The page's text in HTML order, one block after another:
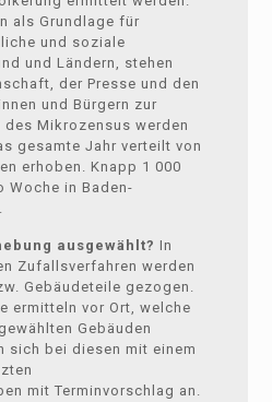
als Grundlage für
und soziale
und Ländern, stehen
der Presse und den
und Bürgern zur
des Mikrozensus werden
gesamte Jahr verteilt von
erhoben. Knapp 1 000
Woche in Baden-
ausgewählt? In
Zufallsverfahren werden
Gebäudeteile gezogen.
ermitteln vor Ort, welche
Gebäuden
sich bei diesen mit einem
mit Terminvorschlag an.